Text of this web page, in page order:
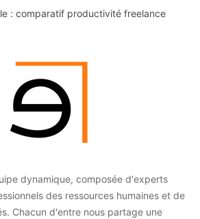
: comparatif productivité freelance
dynamique, composée d'experts
des ressources humaines et de
Chacun d'entre nous partage une